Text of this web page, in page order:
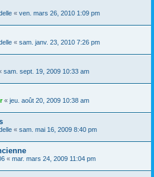
« ven. mars 26, 2010 1:09 pm
« sam. janv. 23, 2010 7:26 pm
sam. sept. 19, 2009 10:33 am
« jeu. août 20, 2009 10:38 am
« sam. mai 16, 2009 8:40 pm
« mar. mars 24, 2009 11:04 pm